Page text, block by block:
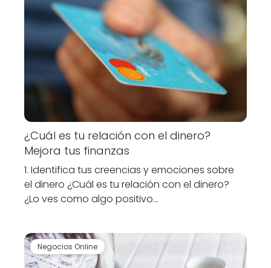
¿Cuál es tu relación con el dinero?
Mejora tus finanzas
1. Identifica tus creencias y emociones sobre
el dinero ¿Cuál es tu relación con el dinero?
¿Lo ves como algo positivo…
Negocios Online